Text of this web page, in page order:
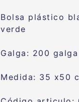
Bolsa plástico
verde
Galga: 200
Medida: 35 x50